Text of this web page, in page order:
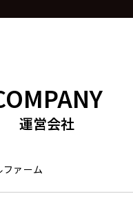
運営会社
ァーム